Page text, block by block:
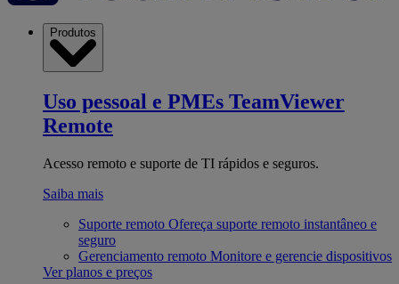
Produtos
Uso pessoal e PMEs TeamViewer
Remote
Acesso remoto e suporte de TI rápidos e seguros.
Saiba mais
Suporte remoto Ofereça suporte remoto instantâneo e
seguro
Gerenciamento remoto Monitore e gerencie dispositivos
Ver planos e preços